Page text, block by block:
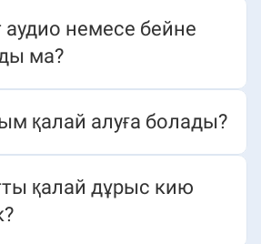
аудио немесе бейне
ма?​​​​
қалай алуға болады?​​​​
қалай дұрыс кию